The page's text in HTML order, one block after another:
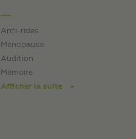
Anti-rides
Ménopause
Audition
Mémoire
Afficher la suite